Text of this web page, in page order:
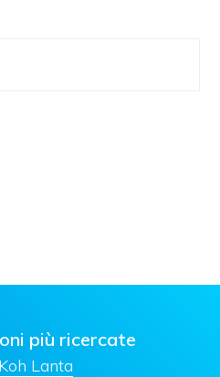
più ricercate
Lanta